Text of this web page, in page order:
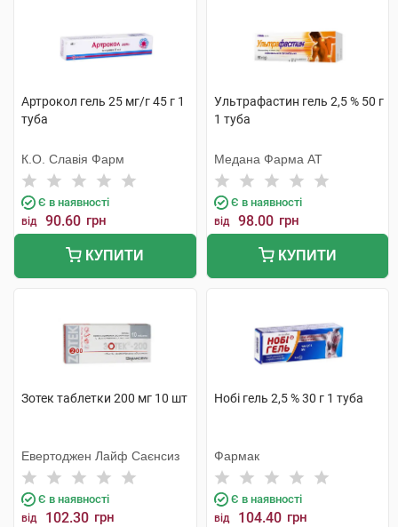
Артрокол гель 25 мг/г 45 г 1
туба
К.О. Славія Фарм
Є в наявності
від 90.60 грн
КУПИТИ
Ультрафастин гель 2,5 % 50 г
1 туба
Медана Фарма АТ
Є в наявності
від 98.00 грн
КУПИТИ
Зотек таблетки 200 мг 10 шт
Евертоджен Лайф Саєнсиз
Є в наявності
від 102.30 грн
Нобі гель 2,5 % 30 г 1 туба
Фармак
Є в наявності
від 104.40 грн